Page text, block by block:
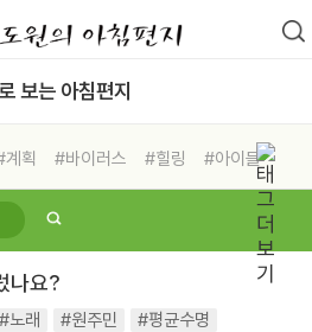
보는 아침편지
계획 #바이러스 #힐링
#아이들
학교
나요?
#노래 #원주민
#평균수명